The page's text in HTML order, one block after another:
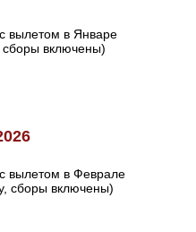
вылетом в Январе
сборы включены)
вылетом в Феврале
сборы включены)